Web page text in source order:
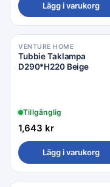
Lägg i varukorg
VENTURE HOME
Tubbie Taklampa
D290*H220 Beige
Tillgänglig
1,643 kr
Lägg i varukorg